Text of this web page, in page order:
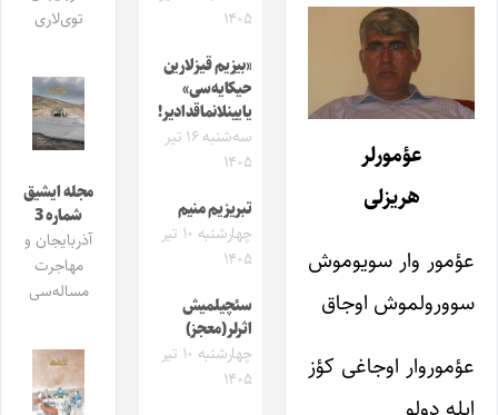
عؤمورلر
هریزلی
عؤمور وار سویوموش
سوورولموش اوجاق
عؤموروار اوجاغی کؤز
۱۴۰۵
«بیزیم قیزلارین
حیکایه‌سی»
یایینلانماقدادیر!
سه‌شنبه ۱۶ تیر
۱۴۰۵
تبریزیم منیم
چهارشنبه ۱۰ تیر
۱۴۰۵
سئچیلمیش
اثرلر(معجز)
چهارشنبه ۱۰ تیر
۱۴۰۵
توی‌لاری
مجله ایشیق
شماره 3
آذربایجان و
مهاجرت
مساله‌سی